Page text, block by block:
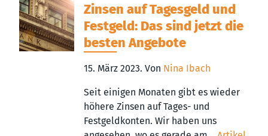
Zinsen auf Tagesgeld und
Festgeld: Das sind jetzt die
besten Angebote
15. März 2023. Von Nina Ibach
Seit einigen Monaten gibt es wieder
höhere Zinsen auf Tages- und
Festgeldkonten. Wir haben uns